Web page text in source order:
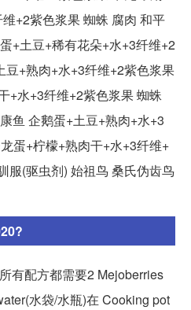
+2紫色浆果 蜘蛛 腐肉 和平
+土豆+稀有花朵+水+3纤维+2
+熟肉+水+3纤维+2紫色浆果
+水+3纤维+2紫色浆果 蜘蛛
鱼 企鹅蛋+土豆+熟肉+水+3
蛋+柠檬+熟肉干+水+3纤维+
服(驱虫剂) 始祖鸟 桑氏伪齿鸟
有配方都需要2 Mejoberries
水袋/水瓶)在 Cooking pot